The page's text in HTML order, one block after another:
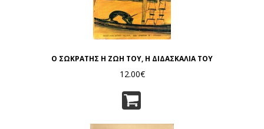
Ο ΣΩΚΡΑΤΗΣ Η ΖΩΗ ΤΟΥ, Η ΔΙΔΑΣΚΑΛΙΑ ΤΟΥ
12.00€